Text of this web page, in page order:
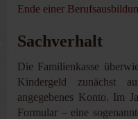
Ende einer
Sachverhalt
Die Familienkasse
Kindergeld zunächst
angegebenes Konto. Im
Formular – eine